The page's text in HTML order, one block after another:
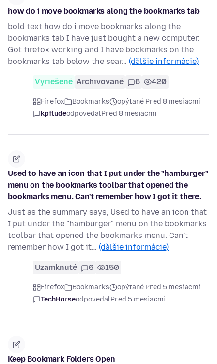
how do i move bookmarks along the bookmarks tab
bold text how do i move bookmarks along the
bookmarks tab I have just bought a new computer.
Got firefox working and I have bookmarks on the
bookmarks tab below the sear… (ďalšie informácie)
Vyriešené Archivované 6 420
Firefox Bookmarks
opýtané Pred 8 mesiacmi
kpfludeodpovedalPred 8 mesiacmi
Used to have an icon that I put under the "hamburger"
menu on the bookmarks toolbar that opened the
bookmarks menu. Can't remember how I got it there.
Just as the summary says, Used to have an icon that
I put under the "hamburger" menu on the bookmarks
toolbar that opened the bookmarks menu. Can't
remember how I got it… (ďalšie informácie)
Uzamknuté 6 150
Firefox Bookmarks
opýtané Pred 5 mesiacmi
TechHorseodpovedalPred 5 mesiacmi
Keep Bookmark Folders Open